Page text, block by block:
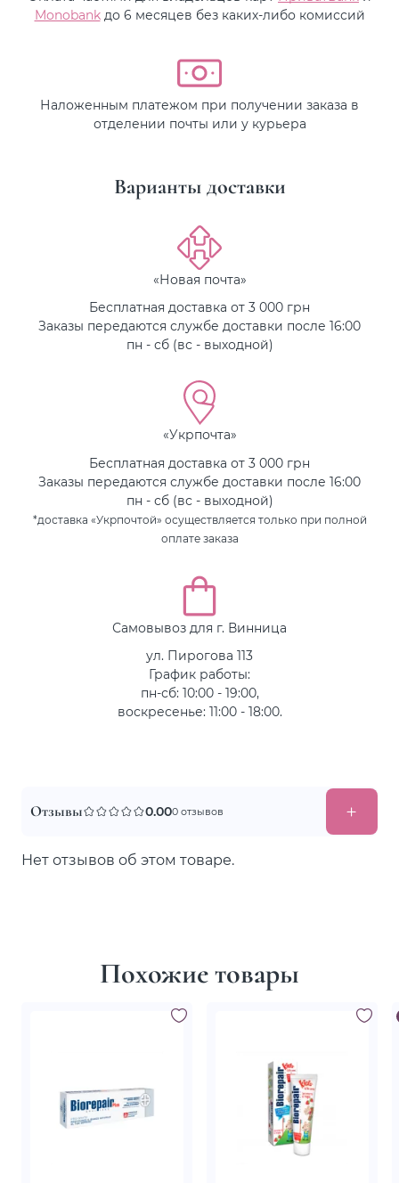
Monobankдо 6 месяцев без каких-либо комиссий
Наложенным платежом при получении заказа в
отделении почты или у курьера
Варианты доставки
«Новая почта»
Бесплатная доставка от 3 000 грн
Заказы передаются службе доставки после 16:00
пн - сб (вс - выходной)
«Укрпочта»
Бесплатная доставка от 3 000 грн
Заказы передаются службе доставки после 16:00
пн - сб (вс - выходной)
*доставка «Укрпочтой» осуществляется только при полной
оплате заказа
Самовывоз для г. Винница
ул. Пирогова 113
График работы:
пн-сб: 10:00 - 19:00,
воскресенье: 11:00 - 18:00.
Отзывы 0.000 отзывов
Нет отзывов об этом товаре.
Похожие товары